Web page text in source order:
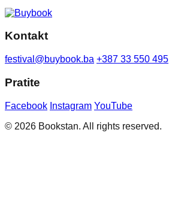
Kontakt
festival@buybook.ba +387 33 550 495
Pratite
Facebook Instagram YouTube
© 2026 Bookstan. All rights reserved.